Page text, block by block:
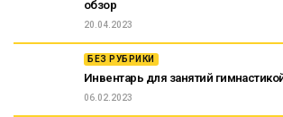
обзор
20.04.2023
БЕЗ РУБРИКИ
Инвентарь для занятий
06.02.2023